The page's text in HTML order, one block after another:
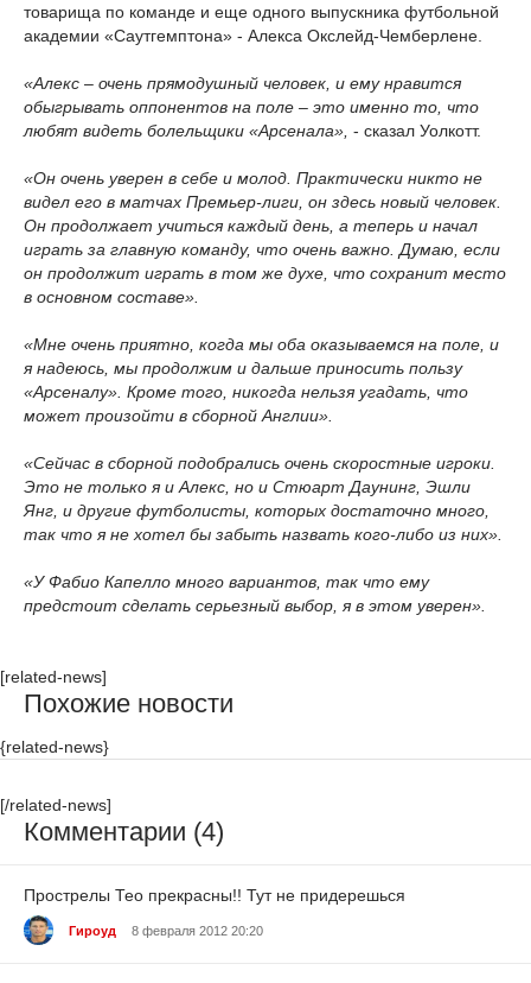
товарища по команде и еще одного выпускника футбольной
академии «Саутгемптона» - Алекса Окслейд-Чемберлене.
«Алекс – очень прямодушный человек, и ему нравится
обыгрывать оппонентов на поле – это именно то, что
любят видеть болельщики «Арсенала», - сказал Уолкотт.
«Он очень уверен в себе и молод. Практически никто не
видел его в матчах Премьер-лиги, он здесь новый человек.
Он продолжает учиться каждый день, а теперь и начал
играть за главную команду, что очень важно. Думаю, если
он продолжит играть в том же духе, что сохранит место
в основном составе».
«Мне очень приятно, когда мы оба оказываемся на поле, и
я надеюсь, мы продолжим и дальше приносить пользу
«Арсеналу». Кроме того, никогда нельзя угадать, что
может произойти в сборной Англии».
«Сейчас в сборной подобрались очень скоростные игроки.
Это не только я и Алекс, но и Стюарт Даунинг, Эшли
Янг, и другие футболисты, которых достаточно много,
так что я не хотел бы забыть назвать кого-либо из них».
«У Фабио Капелло много вариантов, так что ему
предстоит сделать серьезный выбор, я в этом уверен».
[related-news]
Похожие новости
{related-news}
[/related-news]
Комментарии (4)
Прострелы Тео прекрасны!! Тут не придерешься
Гироуд 8 февраля 2012 20:20